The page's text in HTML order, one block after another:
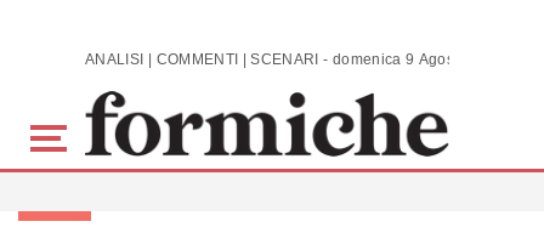
Skip to main content ANALISI | COMMENTI | SCENARI - domenica 9 Agosto 2026